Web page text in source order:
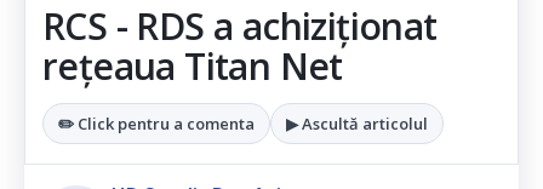
RCS - RDS a achiziționat
rețeaua Titan Net
✏️ Click pentru a comenta ▶ Ascultă articolul